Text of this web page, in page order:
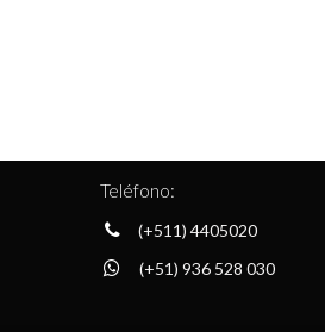
Teléfono:
(+511) 4405020
(+51) 936 528 030